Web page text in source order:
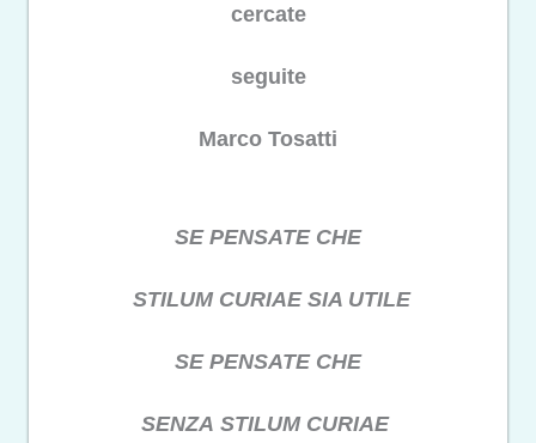
cercate
seguite
Marco Tosatti
SE PENSATE CHE
STILUM CURIAE SIA UTILE
SE PENSATE CHE
SENZA STILUM CURIAE